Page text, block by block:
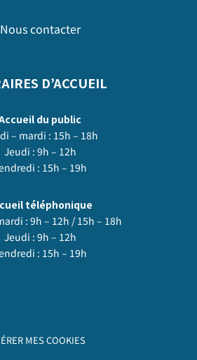
Nous contacter
D’ACCUEIL
du public
– mardi : 15h – 18h
Jeudi : 9h – 12h
: 15h – 19h
téléphonique
: 9h – 12h / 15h – 18h
Jeudi : 9h – 12h
: 15h – 19h
MES COOKIES